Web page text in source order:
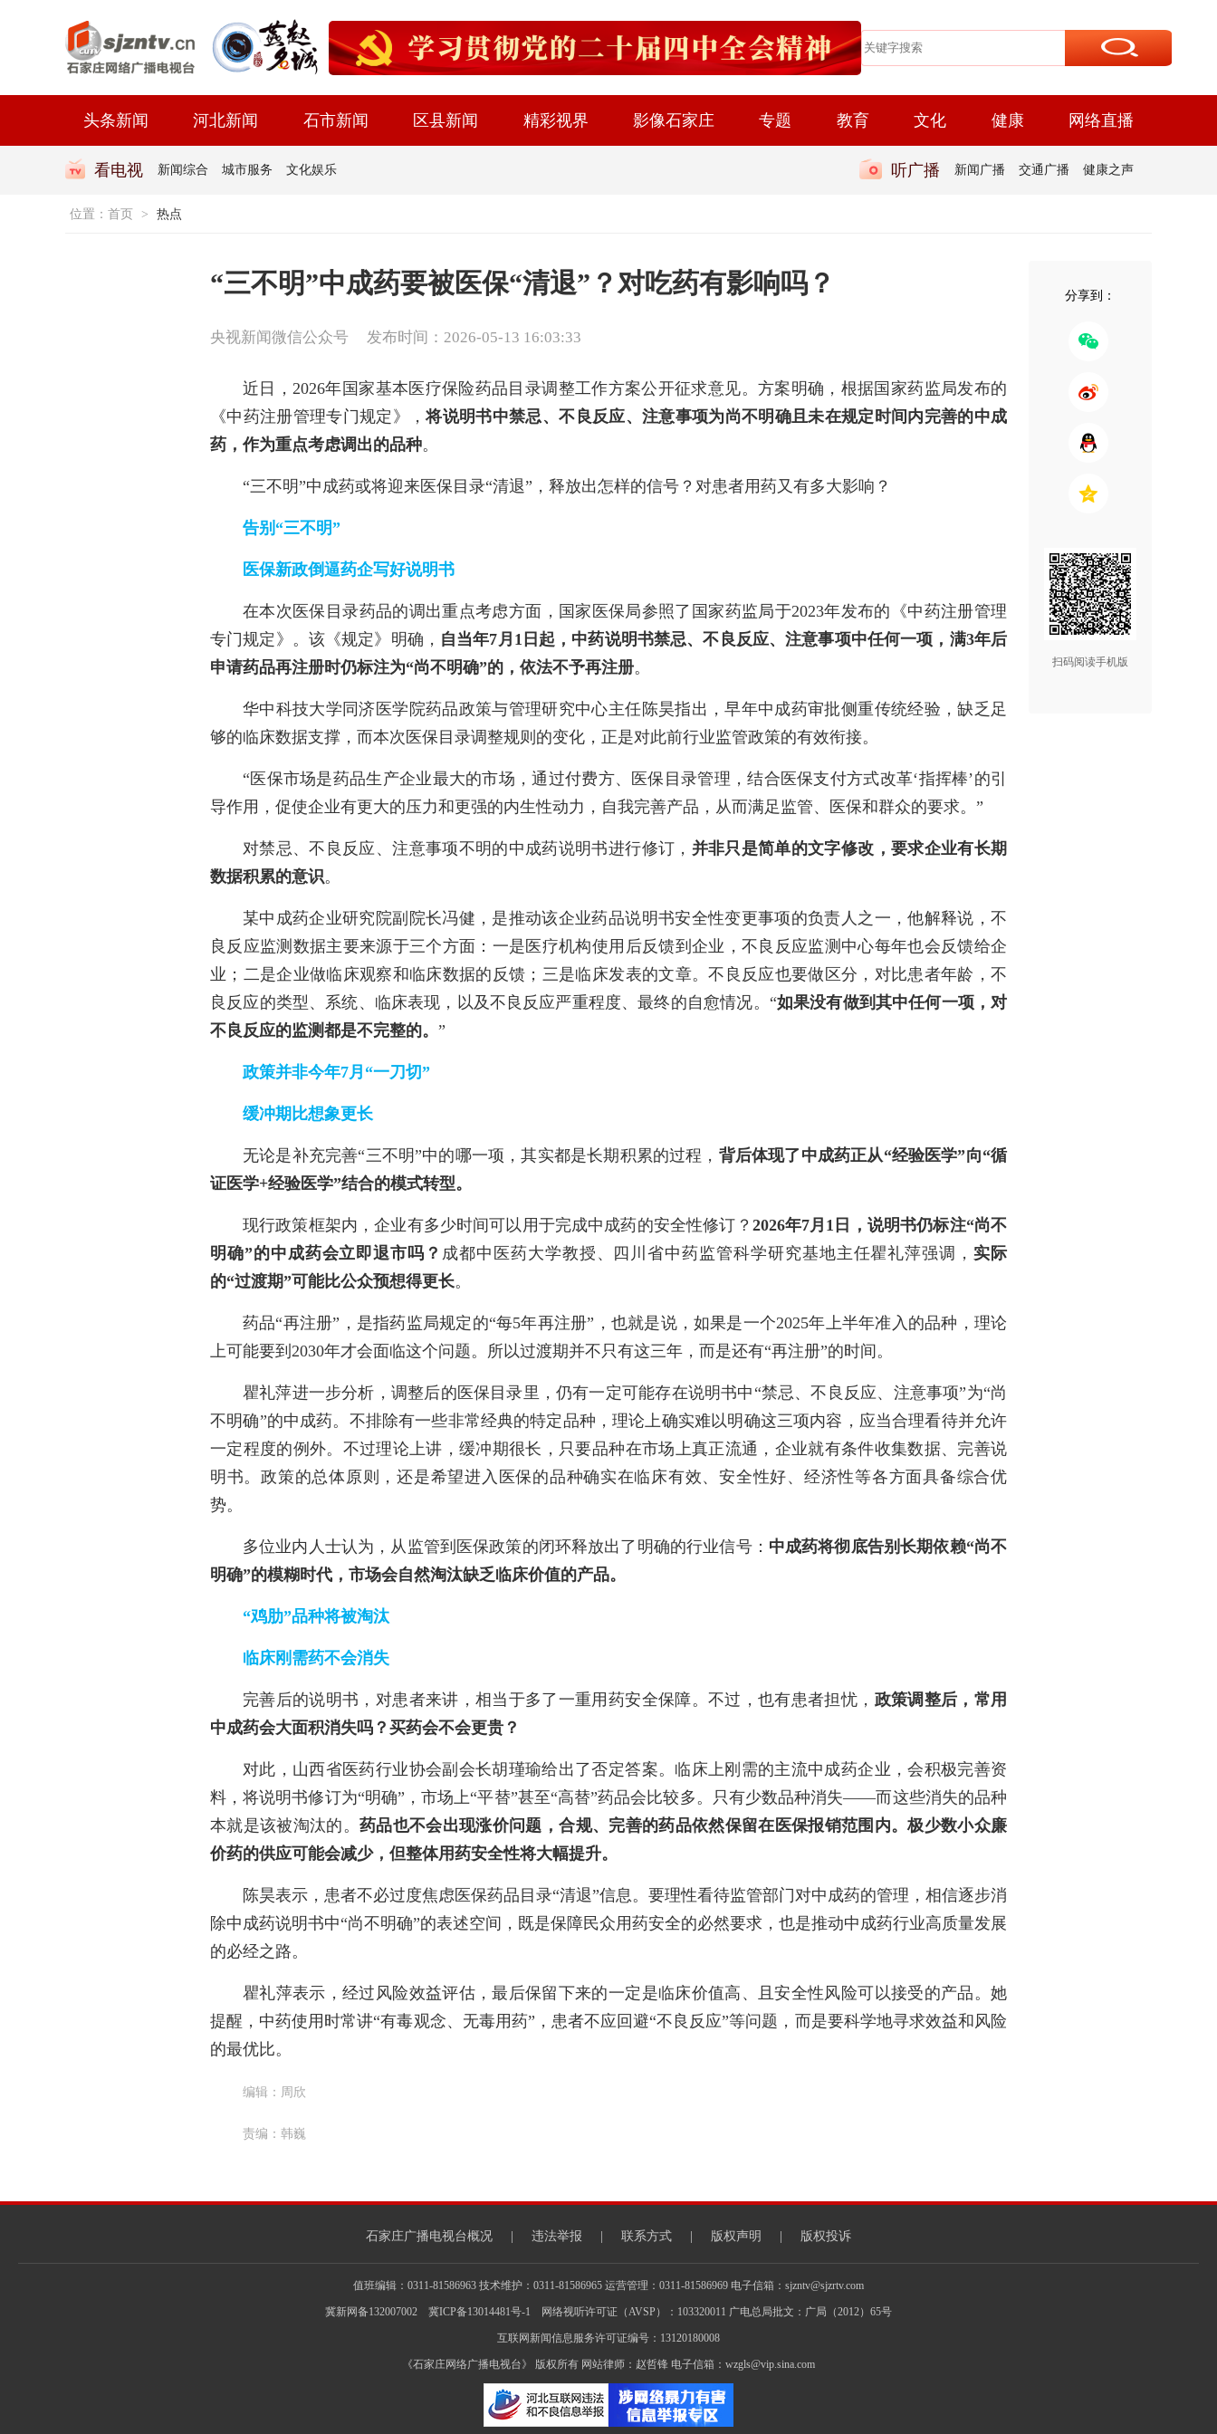
头条新闻 河北新闻 石市新闻 区县新闻 精彩视界 影像石家庄 专题 教育 文化 健康 网络直播
看电视 新闻综合 城市服务 文化娱乐 听广播 新闻广播 交通广播 健康之声
位置： 首页 > 热点
“三不明”中成药要被医保“清退”？对吃药有影响吗？
央视新闻微信公众号 发布时间：2026-05-13 16:03:33
近日，2026年国家基本医疗保险药品目录调整工作方案公开征求意见。方案明确，根据国家药监局发布的
《中药注册管理专门规定》，将说明书中禁忌、不良反应、注意事项为尚不明确且未在规定时间内完善的中成
药，作为重点考虑调出的品种。
“三不明”中成药或将迎来医保目录“清退”，释放出怎样的信号？对患者用药又有多大影响？
告别“三不明”
医保新政倒逼药企写好说明书
在本次医保目录药品的调出重点考虑方面，国家医保局参照了国家药监局于2023年发布的《中药注册管理
专门规定》。该《规定》明确， 自当年7月1日起，中药说明书禁忌、不良反应、注意事项中任何一项，满3年后
申请药品再注册时仍标注为“尚不明确”的，依法不予再注册。
华中科技大学同济医学院药品政策与管理研究中心主任陈昊指出，早年中成药审批侧重传统经验，缺乏足
够的临床数据支撑，而本次医保目录调整规则的变化，正是对此前行业监管政策的有效衔接。
“医保市场是药品生产企业最大的市场，通过付费方、医保目录管理，结合医保支付方式改革‘指挥棒’的引
导作用，促使企业有更大的压力和更强的内生性动力，自我完善产品，从而满足监管、医保和群众的要求。”
对禁忌、不良反应、注意事项不明的中成药说明书进行修订， 并非只是简单的文字修改，要求企业有长期
数据积累的意识。
某中成药企业研究院副院长冯健，是推动该企业药品说明书安全性变更事项的负责人之一，他解释说，不
良反应监测数据主要来源于三个方面：一是医疗机构使用后反馈到企业，不良反应监测中心每年也会反馈给企
业；二是企业做临床观察和临床数据的反馈；三是临床发表的文章。不良反应也要做区分，对比患者年龄，不
良反应的类型、系统、临床表现，以及不良反应严重程度、最终的自愈情况。“如果没有做到其中任何一项，对
不良反应的监测都是不完整的。 ”
政策并非今年7月“一刀切”
缓冲期比想象更长
无论是补充完善“三不明”中的哪一项，其实都是长期积累的过程， 背后体现了中成药正从“经验医学”向“循
证医学+经验医学”结合的模式转型。
现行政策框架内，企业有多少时间可以用于完成中成药的安全性修订？ 2026年7月1日，说明书仍标注“尚不
明确”的中成药会立即退市吗？ 成都中医药大学教授、四川省中药监管科学研究基地主任瞿礼萍强调， 实际
的“过渡期”可能比公众预想得更长。
药品“再注册”，是指药监局规定的“每5年再注册”，也就是说，如果是一个2025年上半年准入的品种，理论
上可能要到2030年才会面临这个问题。所以过渡期并不只有这三年，而是还有“再注册”的时间。
瞿礼萍进一步分析，调整后的医保目录里，仍有一定可能存在说明书中“禁忌、不良反应、注意事项”为“尚
不明确”的中成药。不排除有一些非常经典的特定品种，理论上确实难以明确这三项内容，应当合理看待并允许
一定程度的例外。不过理论上讲，缓冲期很长，只要品种在市场上真正流通，企业就有条件收集数据、完善说
明书。政策的总体原则，还是希望进入医保的品种确实在临床有效、安全性好、经济性等各方面具备综合优
势。
多位业内人士认为，从监管到医保政策的闭环释放出了明确的行业信号： 中成药将彻底告别长期依赖“尚不
明确”的模糊时代，市场会自然淘汰缺乏临床价值的产品。
“鸡肋”品种将被淘汰
临床刚需药不会消失
完善后的说明书，对患者来讲，相当于多了一重用药安全保障。不过，也有患者担忧， 政策调整后，常用
中成药会大面积消失吗？买药会不会更贵？
对此，山西省医药行业协会副会长胡瑾瑜给出了否定答案。临床上刚需的主流中成药企业，会积极完善资
料，将说明书修订为“明确”，市场上“平替”甚至“高替”药品会比较多。只有少数品种消失——而这些消失的品种
本就是该被淘汰的。药品也不会出现涨价问题，合规、完善的药品依然保留在医保报销范围内。极少数小众廉
价药的供应可能会减少，但整体用药安全性将大幅提升。
陈昊表示，患者不必过度焦虑医保药品目录“清退”信息。要理性看待监管部门对中成药的管理，相信逐步消
除中成药说明书中“尚不明确”的表述空间，既是保障民众用药安全的必然要求，也是推动中成药行业高质量发展
的必经之路。
瞿礼萍表示，经过风险效益评估，最后保留下来的一定是临床价值高、且安全性风险可以接受的产品。她
提醒，中药使用时常讲“有毒观念、无毒用药”，患者不应回避“不良反应”等问题，而是要科学地寻求效益和风险
的最优比。
编辑：周欣
责编：韩巍
分享到：
扫码阅读手机版
石家庄广播电视台概况 违法举报 联系方式 版权声明 版权投诉
值班编辑：0311-81586963 技术维护：0311-81586965 运营管理：0311-81586969 电子信箱：sjzntv@sjzrtv.com
冀新网备132007002 冀ICP备13014481号-1 网络视听许可证（AVSP）：103320011 广电总局批文：广局（2012）65号
互联网新闻信息服务许可证编号：13120180008
《石家庄网络广播电视台》 版权所有 网站律师：赵哲锋 电子信箱：wzgls@vip.sina.com